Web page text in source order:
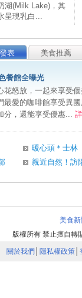
湖(Milk Lake)，其
呈現乳白...
表 美食推薦
餐館全曝光
花怒放，一起來享受
最愛的咖啡館享受異
分，還能享受優惠...
暖心頭＊士林
親近自然！訪
美食
版權所有 禁止擅自
關於我們 隱私權政策